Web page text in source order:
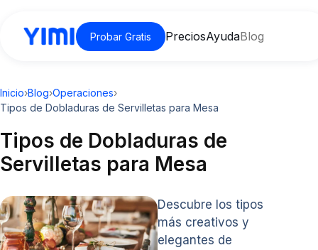
Probar Gratis PreciosAyudaBlog
Inicio›Blog›Operaciones›
Tipos de Dobladuras de Servilletas para Mesa
Tipos de Dobladuras de
Servilletas para Mesa
Descubre los tipos
más creativos y
elegantes de